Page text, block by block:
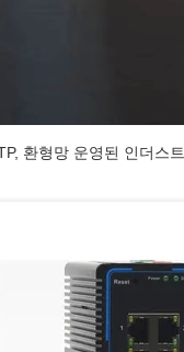
환형망 운영된 인더스